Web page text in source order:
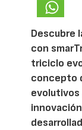
Descubre
con
triciclo
concepto